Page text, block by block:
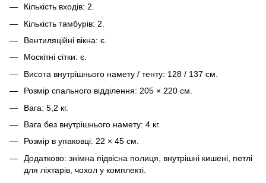
Кількість входів: 2.
Кількість тамбурів: 2.
Вентиляційні вікна: є.
Москітні сітки: є.
Висота внутрішнього намету / тенту: 128 / 137 см.
Розмір спального відділення: 205 × 220 см.
Вага: 5,2 кг.
Вага без внутрішнього намету: 4 кг.
Розмір в упаковці: 22 × 45 см.
Додатково: знімна підвісна полиця, внутрішні кишені, петлі
для ліхтарів, чохол у комплекті.